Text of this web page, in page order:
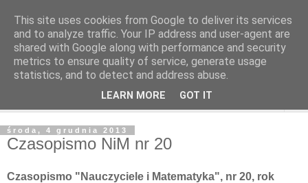
środa, 4 grudnia 2013
Czasopismo NiM nr 20
Czasopismo "Nauczyciele i Matematyka", nr 20, rok
This site uses cookies from Google to deliver its services
and to analyze traffic. Your IP address and user-agent are
shared with Google along with performance and security
metrics to ensure quality of service, generate usage
statistics, and to detect and address abuse.
LEARN MORE GOT IT